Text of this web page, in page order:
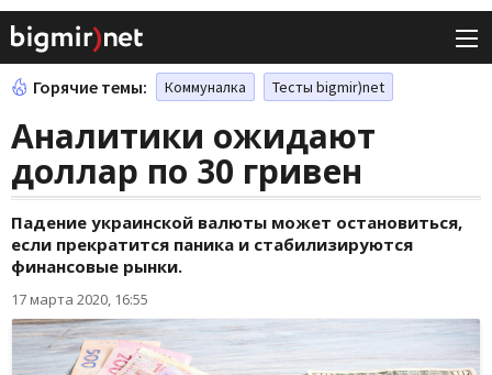
Горячие темы: Коммуналка Тесты bigmir)net
Аналитики ожидают
доллар по 30 гривен
Падение украинской валюты может остановиться,
если прекратится паника и стабилизируются
финансовые рынки.
17 марта 2020, 16:55